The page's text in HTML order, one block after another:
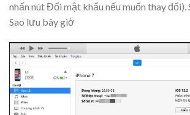
nhấn nút Đổi mật khẩu nếu muốn thay đổi).
Sao lưu bây giờ